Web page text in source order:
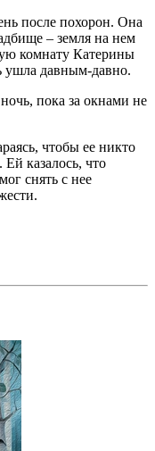
после похорон. Она
– земля на нем
комнату Катерины
ушла давным-давно.
пока за окнами не
чтобы ее никто
казалось, что
снять с нее